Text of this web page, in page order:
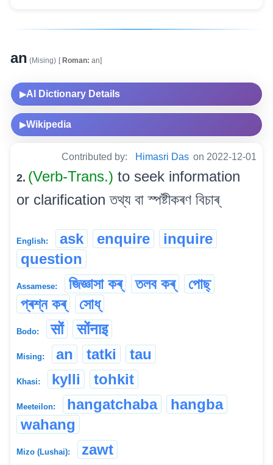
an (Mising) [Roman: an]
▶AI Dictionary Details
▶Wikipedia
Contributed by: Himasri Das on 2022-12-01
2. (Verb-Trans.) to seek information
or clarification তথ্য বা স্পষ্টীকৰণ বিচাৰ্
English: ask enquire
inquire
question
Assamese: জিজ্ঞাসা কৰ্ তলব কৰ্
পোছ্
প্ৰশ্ন কৰ্
সোধ্
Bodo: सों सोंनाइ
Mising: an tatki tau
Khasi: kylli tohkit
Meeteilon: hangatchaba
hangba
wahang
Mizo (Lushai): zawt